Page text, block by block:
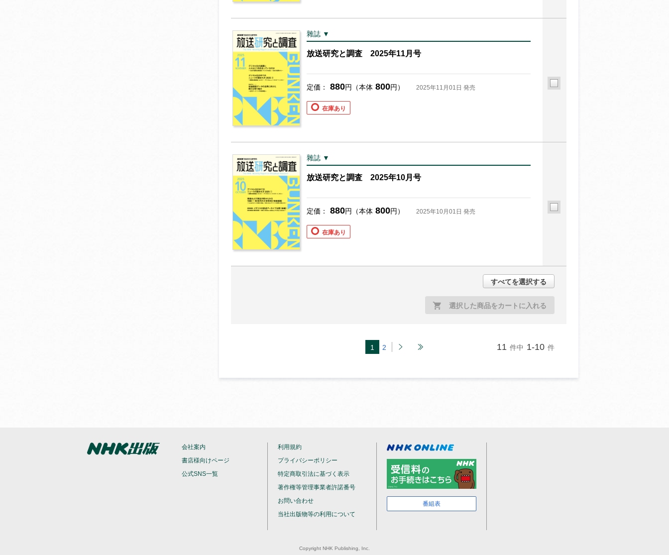
雜誌 ▼
放送研究と調査 2025年11月号
定価： 880円（本体 800円） 2025年11月01日 発売
在庫あり
雜誌 ▼
放送研究と調査 2025年10月号
定価： 880円（本体 800円） 2025年10月01日 発売
在庫あり
すべてを選択する
選択した商品をカートに入れる
1 2 11 件中 1-10 件
会社案内
書店様向けページ
公式SNS一覧
利用規約
プライバシーポリシー
特定商取引法に基づく表示
著作権等管理事業者許諾番号
お問い合わせ
当社出版物等の利用について
番組表
Copyright NHK Publishing, Inc.